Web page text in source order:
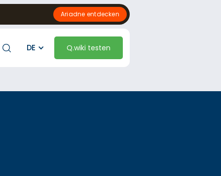
Ariadne entdecken
DE Q.wiki testen